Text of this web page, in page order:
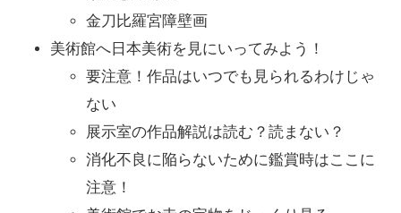
金刀比羅宮障壁画
美術館へ日本美術を見にいってみよう！
要注意！作品はいつでも見られるわけじゃ
ない
展示室の作品解説は読む？読まない？
消化不良に陥らないために鑑賞時はここに
注意！